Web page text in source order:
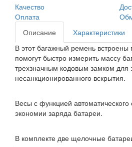
Качество
Оплата
Описание
Характеристики
В этот багажный ремень
помогут быстро измерить массу
трехзначным кодовым замком для
несанкционированного вскрытия.
Весы с функцией
экономии заряда батареи.
В комплекте две щелочные